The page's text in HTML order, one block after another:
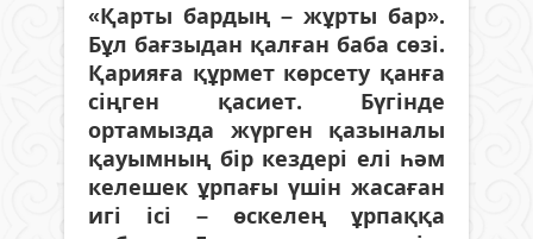
«Қарты бардың – жұрты бар».
Бұл бағзыдан қалған баба сөзі.
Қарияға құрмет көрсету қанға
сіңген қасиет. Бүгінде
ортамызда жүрген қазыналы
қауымның бір кездері елі һәм
келешек ұрпағы үшін жасаған
игі ісі – өскелең ұрпаққа